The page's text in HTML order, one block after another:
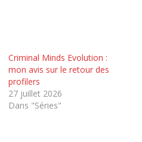
Criminal Minds Evolution :
mon avis sur le retour des
profilers
27 juillet 2026
Dans "Séries"